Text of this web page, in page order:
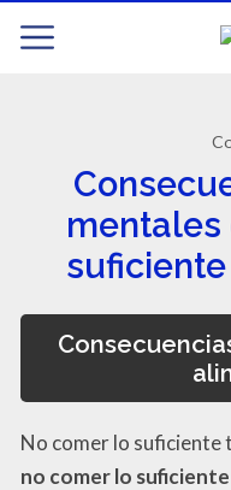
mentales
No comer lo suficiente
no comer lo suficiente